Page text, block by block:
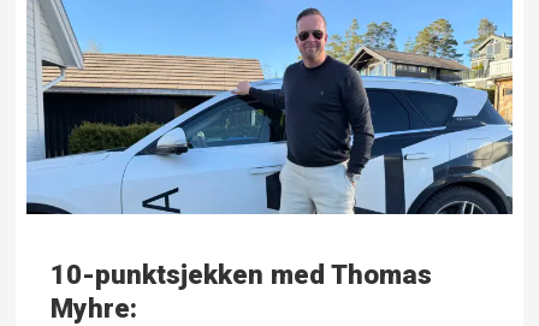
10-punktsjekken med Thomas
Myhre: